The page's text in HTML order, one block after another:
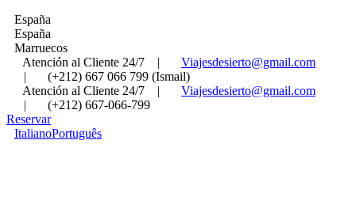
España
España
Marruecos
Atención al Cliente 24/7
|
Viajesdesierto@gmail.com
|
(+212) 667 066 799 (Ismail)
Atención al Cliente 24/7
|
Viajesdesierto@gmail.com
|
(+212) 667-066-799
Reservar
ItalianoPortuguês